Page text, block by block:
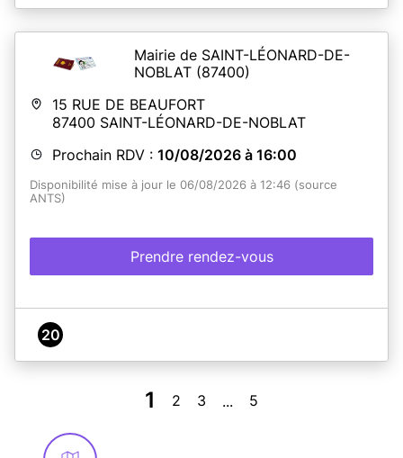
Mairie de SAINT-LÉONARD-DE-
NOBLAT (87400)
15 RUE DE BEAUFORT
87400 SAINT-LÉONARD-DE-NOBLAT
Prochain RDV : 10/08/2026 à 16:00
Disponibilité mise à jour le 06/08/2026 à 12:46 (source
ANTS)
Prendre rendez-vous
20
1 2 3 ... 5